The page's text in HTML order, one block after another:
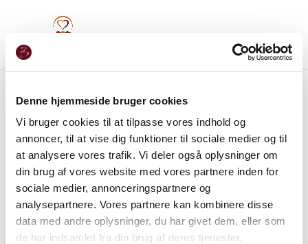
Denne hjemmeside bruger cookies
Vi bruger cookies til at tilpasse vores indhold og
annoncer, til at vise dig funktioner til sociale medier og til
at analysere vores trafik. Vi deler også oplysninger om
din brug af vores website med vores partnere inden for
sociale medier, annonceringspartnere og
analysepartnere. Vores partnere kan kombinere disse
data med andre oplysninger, du har givet dem, eller som
de har indsamlet fra din brug af deres tjenester.